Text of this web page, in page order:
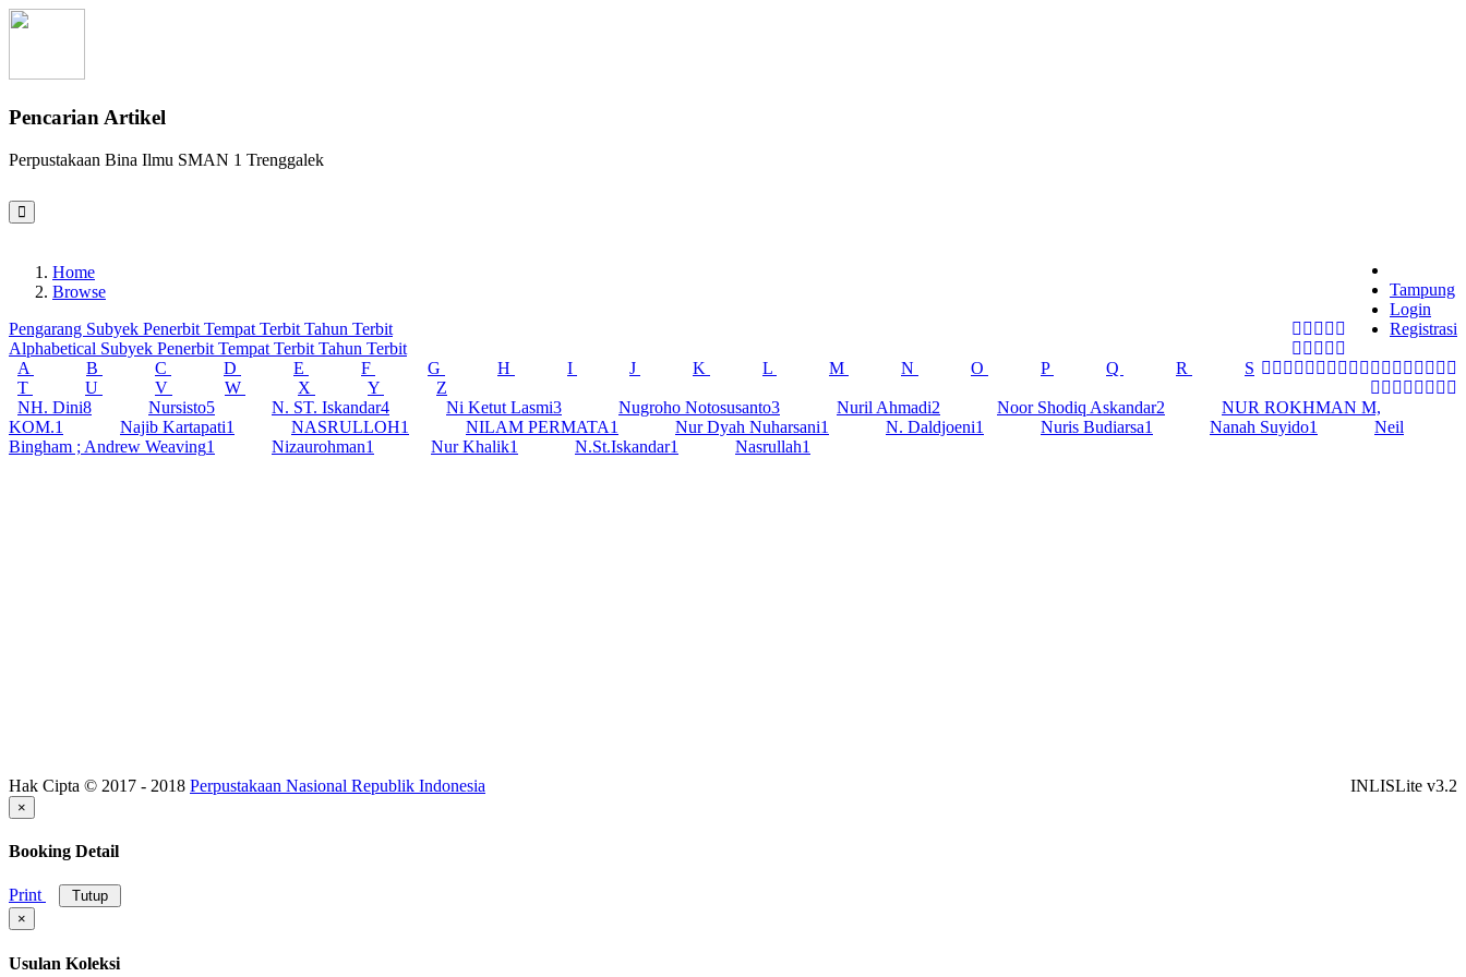
Pencarian Artikel
Perpustakaan Bina Ilmu SMAN 1 Trenggalek
Tampung
Login
Registrasi
Home
Browse
Pengarang Subyek Penerbit Tempat Terbit Tahun Terbit
Alphabetical Subyek Penerbit Tempat Terbit Tahun Terbit
A
B C D E F G H I J K L M N O P Q R
S
T
U V W X Y
Z
NH. Dini8 Nursisto5 N. ST. Iskandar4 Ni Ketut Lasmi3 Nugroho Notosusanto3 Nuril Ahmadi2 Noor Shodiq Askandar2
NUR ROKHMAN M,
KOM.1 Najib Kartapati1 NASRULLOH1 NILAM PERMATA1 Nur Dyah Nuharsani1 N. Daldjoeni1 Nuris Budiarsa1 Nanah Suyido1
Neil
Bingham ; Andrew Weaving1 Nizaurohman1 Nur Khalik1 N.St.Iskandar1 Nasrullah1
INLISLite v3.2
Hak Cipta © 2017 - 2018 Perpustakaan Nasional Republik Indonesia
×
Booking Detail
Print
Tutup
×
Usulan Koleksi